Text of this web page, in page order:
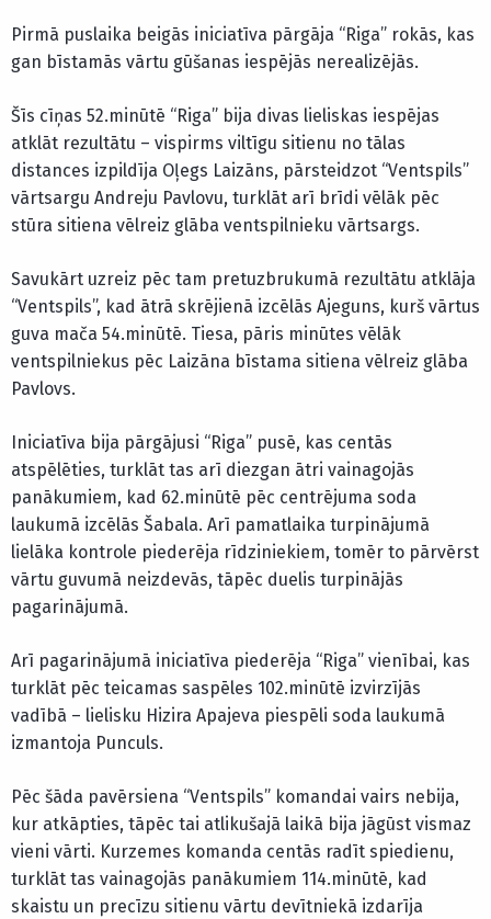
Pirmā puslaika beigās iniciatīva pārgāja “Riga” rokās, kas
gan bīstamās vārtu gūšanas iespējās nerealizējās.
Šīs cīņas 52.minūtē “Riga” bija divas lieliskas iespējas
atklāt rezultātu – vispirms viltīgu sitienu no tālas
distances izpildīja Oļegs Laizāns, pārsteidzot “Ventspils”
vārtsargu Andreju Pavlovu, turklāt arī brīdi vēlāk pēc
stūra sitiena vēlreiz glāba ventspilnieku vārtsargs.
Savukārt uzreiz pēc tam pretuzbrukumā rezultātu atklāja
“Ventspils”, kad ātrā skrējienā izcēlās Ajeguns, kurš vārtus
guva mača 54.minūtē. Tiesa, pāris minūtes vēlāk
ventspilniekus pēc Laizāna bīstama sitiena vēlreiz glāba
Pavlovs.
Iniciatīva bija pārgājusi “Riga” pusē, kas centās
atspēlēties, turklāt tas arī diezgan ātri vainagojās
panākumiem, kad 62.minūtē pēc centrējuma soda
laukumā izcēlās Šabala. Arī pamatlaika turpinājumā
lielāka kontrole piederēja rīdziniekiem, tomēr to pārvērst
vārtu guvumā neizdevās, tāpēc duelis turpinājās
pagarinājumā.
Arī pagarinājumā iniciatīva piederēja “Riga” vienībai, kas
turklāt pēc teicamas saspēles 102.minūtē izvirzījās
vadībā – lielisku Hizira Apajeva piespēli soda laukumā
izmantoja Punculs.
Pēc šāda pavērsiena “Ventspils” komandai vairs nebija,
kur atkāpties, tāpēc tai atlikušajā laikā bija jāgūst vismaz
vieni vārti. Kurzemes komanda centās radīt spiedienu,
turklāt tas vainagojās panākumiem 114.minūtē, kad
skaistu un precīzu sitienu vārtu devītniekā izdarīja